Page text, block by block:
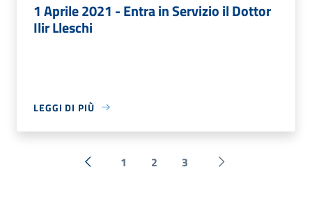
1 Aprile 2021 - Entra in Servizio il Dottor
Ilir Lleschi
LEGGI DI PIÙ
« Precedente
1 2 3 Successiva »